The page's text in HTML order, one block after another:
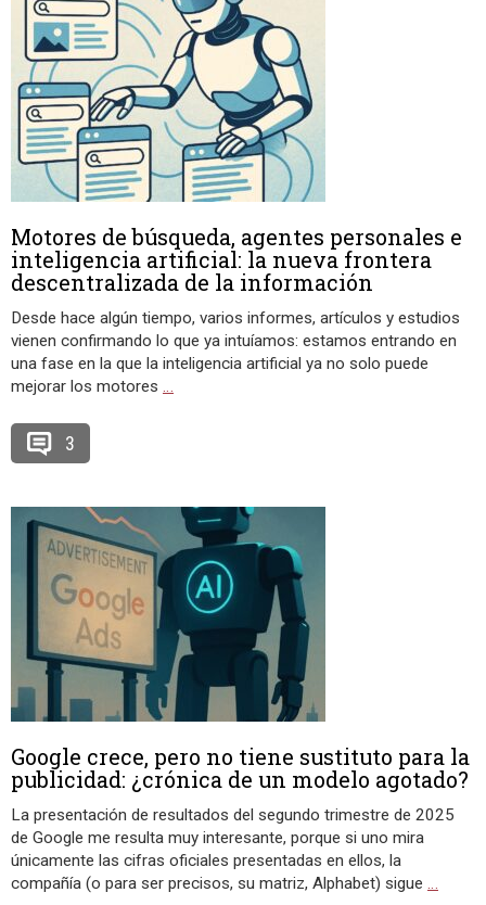
Motores de búsqueda, agentes personales e
inteligencia artificial: la nueva frontera
descentralizada de la información
Desde hace algún tiempo, varios informes, artículos y estudios
vienen confirmando lo que ya intuíamos: estamos entrando en
una fase en la que la inteligencia artificial ya no solo puede
mejorar los motores …
3
Google crece, pero no tiene sustituto para la
publicidad: ¿crónica de un modelo agotado?
La presentación de resultados del segundo trimestre de 2025
de Google me resulta muy interesante, porque si uno mira
únicamente las cifras oficiales presentadas en ellos, la
compañía (o para ser precisos, su matriz, Alphabet) sigue …